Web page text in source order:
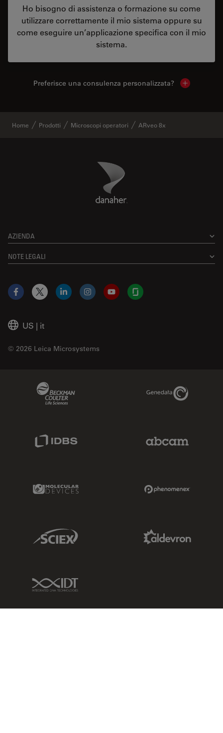
Ho bisogno di assistenza o formazione su come
utilizzare correttamente il mio sistema oppure su
come eseguire un’applicazione specifica con il mio
sistema.
Preferisce una consulenza personalizzata? Show local
Home Prodotti Microscopi operatori ARveo 8x
Danaher Logo
AZIENDA
NOTE LEGALI
US | it
© 2026 Leica Microsystems
Facebook
X LinkedInInstagramYouTubeGlassdoor
Genedata Link
Molecular Devices Link
Sciex Link
IDT Link